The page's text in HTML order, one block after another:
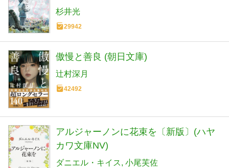
杉井光
29942
傲慢と善良 (朝日文庫)
辻村深月
42492
アルジャーノンに花束を〔新版〕(ハヤ
カワ文庫NV)
ダニエル・キイス 小尾芙佐